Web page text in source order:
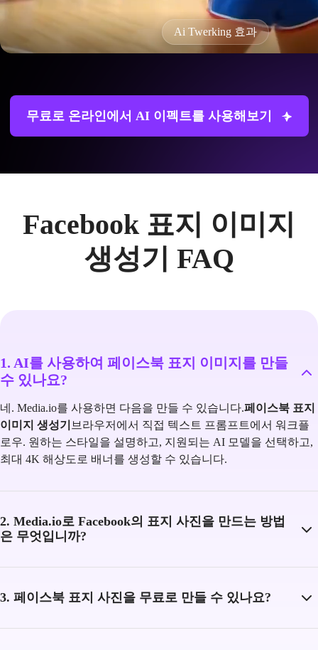
Ai Twerking 효과
무료로 온라인에서 AI 이펙트를 사용해보기
Facebook 표지 이미지
생성기 FAQ
1. AI를 사용하여 페이스북 표지 이미지를 만들
수 있나요?
네. Media.io를 사용하면 다음을 만들 수 있습니다.페이스북 표지
이미지 생성기 브라우저에서 직접 텍스트 프롬프트에서 워크플
로우. 원하는 스타일을 설명하고, 지원되는 AI 모델을 선택하고,
최대 4K 해상도로 배너를 생성할 수 있습니다.
2. Media.io로 Facebook의 표지 사진을 만드는 방법
은 무엇입니까?
3. 페이스북 표지 사진을 무료로 만들 수 있나요?